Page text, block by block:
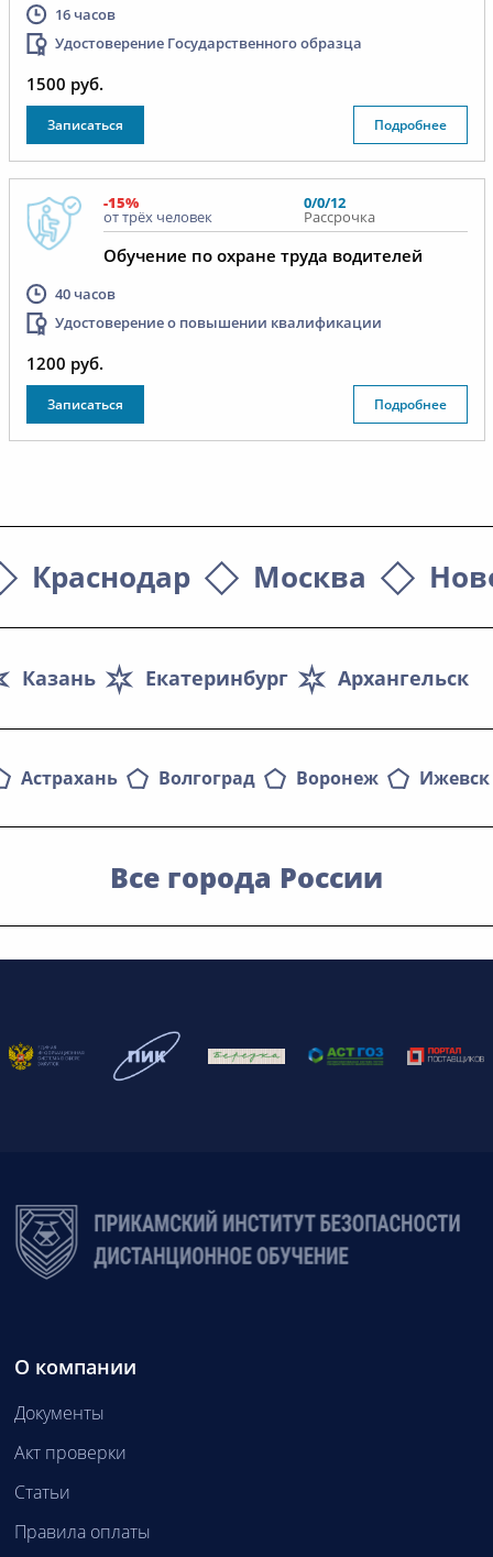
16 часов
Удостоверение Государственного образца
1500 руб.
Записаться Подробнее
-15%
от трёх человек
0/0/12
Рассрочка
Обучение по охране труда водителей
40 часов
Удостоверение о повышении квалификации
1200 руб.
Записаться Подробнее
Краснодар Москва
Архангельск
Екатеринбург
Казань
Астрахань Волгоград Воронеж Ижевск
Все города России
О компании
Документы
Акт проверки
Статьи
Правила оплаты